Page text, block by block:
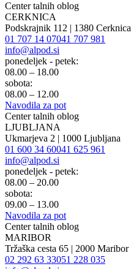
Center talnih oblog
CERKNICA
Podskrajnik 112 | 1380 Cerknica
01 707 14 07041 707 981
info@alpod.si
ponedeljek - petek:
08.00 – 18.00
sobota:
08.00 – 12.00
Navodila za pot
Center talnih oblog
LJUBLJANA
Ukmarjeva 2 | 1000 Ljubljana
01 600 34 60041 625 961
info@alpod.si
ponedeljek - petek:
08.00 – 20.00
sobota:
09.00 – 13.00
Navodila za pot
Center talnih oblog
MARIBOR
Tržaška cesta 65 | 2000 Maribor
02 292 63 33051 228 035